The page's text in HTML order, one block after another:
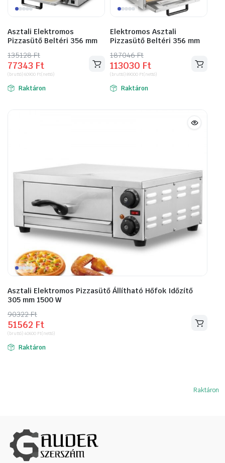
Asztali Elektromos
Pizzasütő Beltéri 356 mm
135128Ft
Original
price
was:
135128 Ft.
77343 Ft
Current
price
is:
77343 Ft.
(bruttó)60900 Ft(nettó)
Raktáron
Elektromos Asztali
Pizzasütő Beltéri 356 mm
187046Ft
Original
price
was:
187046 Ft.
113030 Ft
Current
price
is:
113030 Ft.
(bruttó)89000 Ft(nettó)
Raktáron
Asztali Elektromos Pizzasütő Állítható Hőfok Időzítő
305 mm 1500 W
90322Ft
Original
price
was:
90322 Ft.
51562 Ft
Current
price
is:
51562 Ft.
(bruttó) 40600 Ft(nettó)
Raktáron
Raktáron